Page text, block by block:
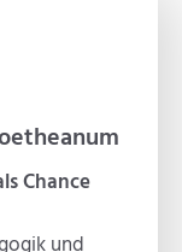
Chance
und